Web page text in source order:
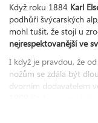
Když roku 1884 Karl
podhůří švýcarských
mohl tušit, že stojí u
nejrespektovanější ve
I když je pravdou, že
nožům se zdála být
dvorním dodavatelem
Karl svou
své matky. Nedlouho